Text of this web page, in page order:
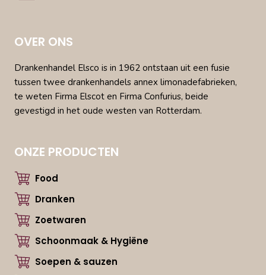
OVER ONS
Drankenhandel Elsco is in 1962 ontstaan uit een fusie
tussen twee drankenhandels annex limonadefabrieken,
te weten Firma Elscot en Firma Confurius, beide
gevestigd in het oude westen van Rotterdam.
ONZE PRODUCTEN
Food
Dranken
Zoetwaren
Schoonmaak & Hygiëne
Soepen & sauzen